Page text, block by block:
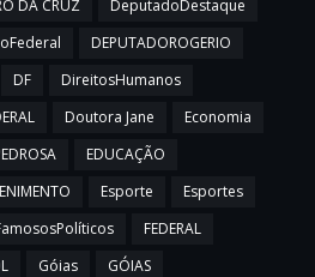
DA CRUZ
DeputadoDestaque
DEPUTADOROGERIO
DF
DireitosHumanos
Doutora Jane
Economia
EDUCAÇÃO
Esporte
Esportes
FEDERAL
Góias
GÓIAS